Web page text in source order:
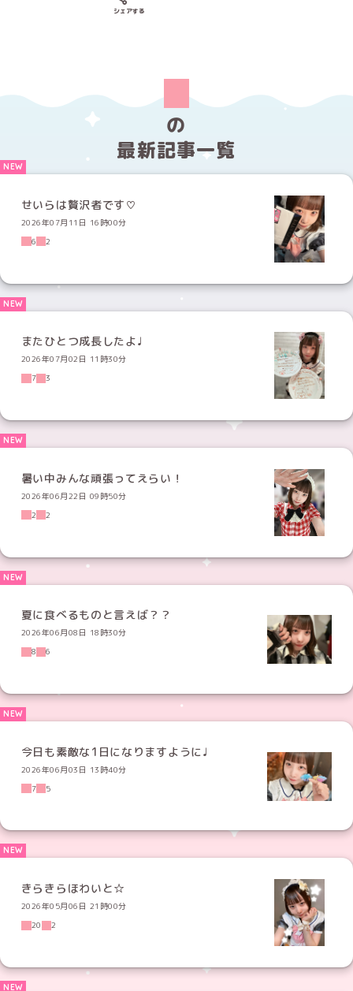
シェアする
の
最新記事一覧
せいらは贅沢者です♡
2026年07月11日 16時00分
6
2
またひとつ成長したよ♩
2026年07月02日 11時30分
7
3
暑い中みんな頑張ってえらい！
2026年06月22日 09時50分
2
2
夏に食べるものと言えば？？
2026年06月08日 18時30分
8
6
今日も素敵な1日になりますように♩
2026年06月03日 13時40分
7
5
きらきらほわいと☆
2026年05月06日 21時00分
20
2